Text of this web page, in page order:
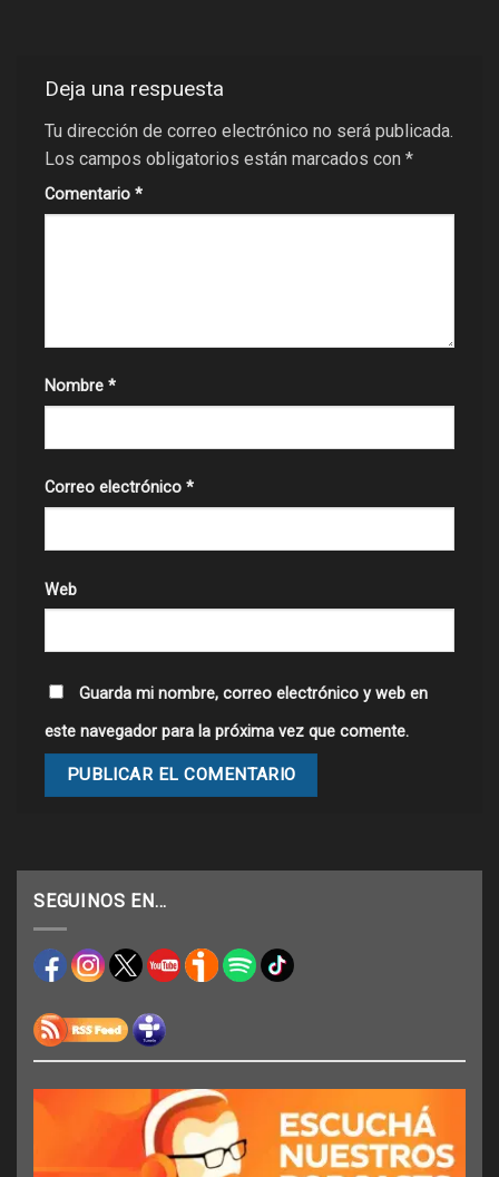
Deja una respuesta
Tu dirección de correo electrónico no será publicada.
Los campos obligatorios están marcados con *
Comentario *
Nombre *
Correo electrónico *
Web
Guarda mi nombre, correo electrónico y web en
este navegador para la próxima vez que comente.
SEGUINOS EN…